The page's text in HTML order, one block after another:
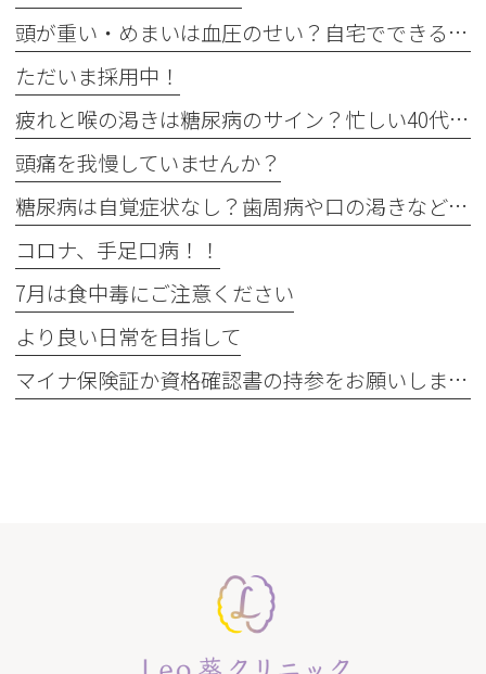
頭が重い・めまいは血圧のせい？自宅でできる確認法と受診目安
ただいま採用中！
疲れと喉の渇きは糖尿病のサイン？忙しい40代の受診目安
頭痛を我慢していませんか？
糖尿病は自覚症状なし？歯周病や口の渇きなど初期サイン5つと数値
コロナ、手足口病！！
7月は食中毒にご注意ください
より良い日常を目指して
マイナ保険証か資格確認書の持参をお願いします